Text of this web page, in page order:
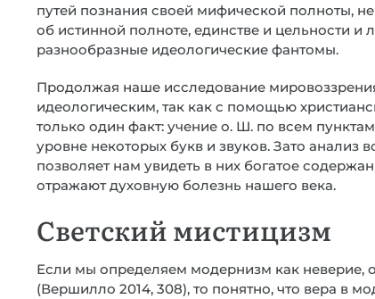
путей познания своей мифической полноты,
об истинной полноте, единстве и цельности и
разнообразные идеологические фантомы.
Продолжая наше исследование
идеологическим, так как с помощью
только один факт: учение о. Ш. по всем
уровне некоторых букв и звуков. Зато анализ
позволяет нам увидеть в них богатое
отражают духовную болезнь нашего века.
Светский мистицизм
Если мы определяем модернизм как неверие,
(Вершилло 2014, 308), то понятно, что вера в